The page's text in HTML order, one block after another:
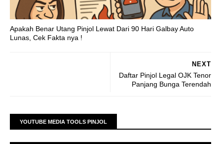
Apakah Benar Utang Pinjol Lewat Dari 90 Hari Galbay Auto
Lunas, Cek Fakta nya !
NEXT
Daftar Pinjol Legal OJK Tenor
Panjang Bunga Terendah
YOUTUBE MEDIA TOOLS PINJOL